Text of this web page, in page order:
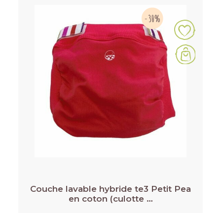
-30%
Couche lavable hybride te3 Petit Pea
en coton (culotte …